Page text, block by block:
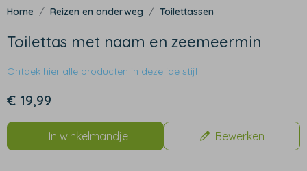
Reizen en onderweg Toilettassen
Toilettas met naam en zeemeermin
Ontdek hier alle producten in dezelfde stijl
€ 19,99
In winkelmandje Bewerken